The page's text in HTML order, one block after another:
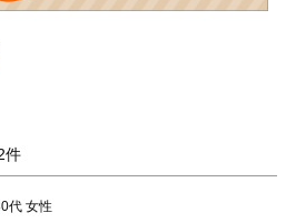
代 女性